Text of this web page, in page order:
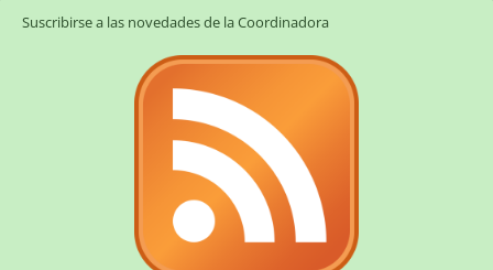
Suscribirse a las novedades de la Coordinadora